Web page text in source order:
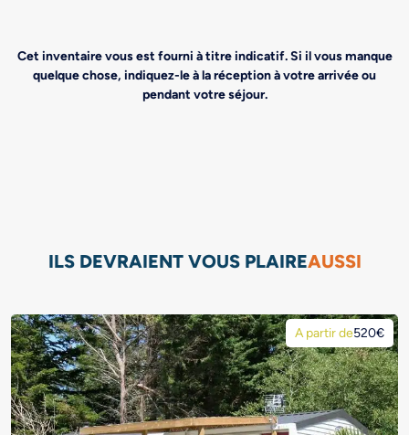
Cet inventaire vous est fourni à titre indicatif. Si il vous manque
quelque chose, indiquez-le à la réception à votre arrivée ou
pendant votre séjour.
ILS DEVRAIENT VOUS PLAIREAUSSI
A partir de520€